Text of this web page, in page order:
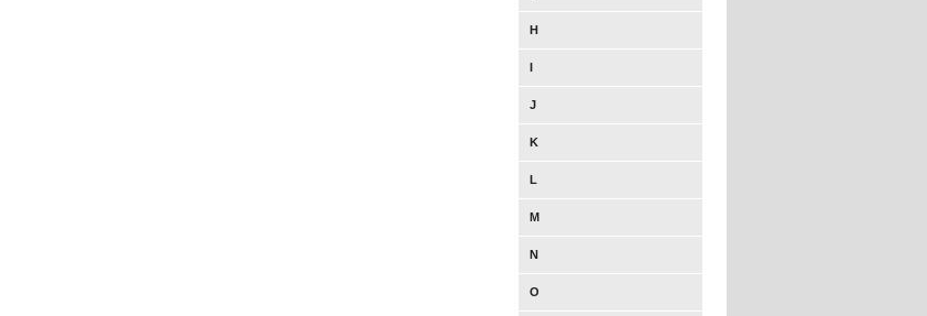
H
I
J
K
L
M
N
O